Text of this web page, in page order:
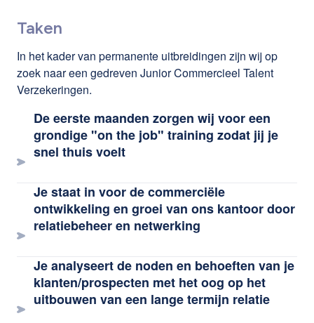
Taken
In het kader van permanente uitbreidingen zijn wij op
zoek naar een gedreven Junior Commercieel Talent
Verzekeringen.
De eerste maanden zorgen wij voor een
grondige "on the job" training zodat jij je
snel thuis voelt
Je staat in voor de commerciële
ontwikkeling en groei van ons kantoor door
relatiebeheer en netwerking
Je analyseert de noden en behoeften van je
klanten/prospecten met het oog op het
uitbouwen van een lange termijn relatie